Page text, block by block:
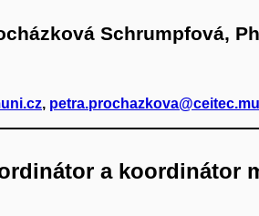
Schrumpfová,
,
a koordinátor